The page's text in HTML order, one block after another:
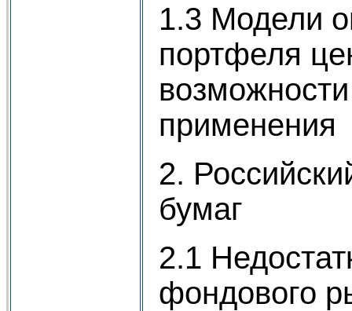
1.3 Модели
портфеля
применения
2.
бумаг
2.1
фондового